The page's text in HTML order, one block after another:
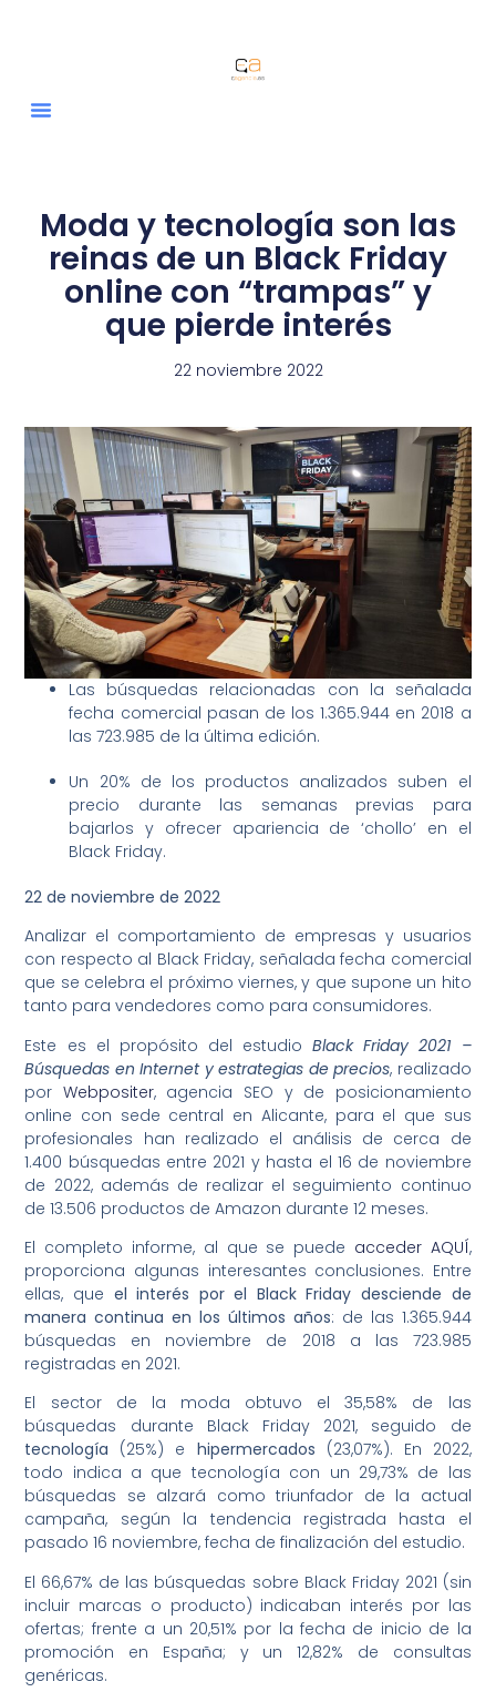
Moda y tecnología son las
reinas de un Black Friday
online con “trampas” y
que pierde interés
22 noviembre 2022
Las búsquedas relacionadas con la señalada
fecha comercial pasan de los 1.365.944 en 2018 a
las 723.985 de la última edición.
Un 20% de los productos analizados suben el
precio durante las semanas previas para
bajarlos y ofrecer apariencia de ‘chollo’ en el
Black Friday.
22 de noviembre de 2022
Analizar el comportamiento de empresas y usuarios
con respecto al Black Friday, señalada fecha comercial
que se celebra el próximo viernes, y que supone un hito
tanto para vendedores como para consumidores.
Este es el propósito del estudioBlack Friday 2021 –
Búsquedas en Internet y estrategias de precios, realizado
por Webpositer, agencia SEO y de posicionamiento
online con sede central en Alicante, para el que sus
profesionales han realizado el análisis de cerca de
1.400 búsquedas entre 2021 y hasta el 16 de noviembre
de 2022, además de realizar el seguimiento continuo
de 13.506 productos de Amazon durante 12 meses.
El completo informe, al que se puede acceder AQUÍ,
proporciona algunas interesantes conclusiones. Entre
ellas, que el interés por el Black Friday desciende de
manera continua en los últimos años: de las 1.365.944
búsquedas en noviembre de 2018 a las 723.985
registradas en 2021.
El sector de la moda obtuvo el 35,58% de las
búsquedas durante Black Friday 2021, seguido de
tecnología (25%) e hipermercados (23,07%). En 2022,
todo indica a que tecnología con un 29,73% de las
búsquedas se alzará como triunfador de la actual
campaña, según la tendencia registrada hasta el
pasado 16 noviembre, fecha de finalización del estudio.
El 66,67% de las búsquedas sobre Black Friday 2021 (sin
incluir marcas o producto) indicaban interés por las
ofertas; frente a un 20,51% por la fecha de inicio de la
promoción en España; y un 12,82% de consultas
genéricas.